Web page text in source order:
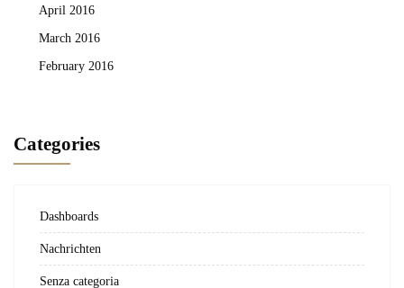
April 2016
March 2016
February 2016
Categories
Dashboards
Nachrichten
Senza categoria